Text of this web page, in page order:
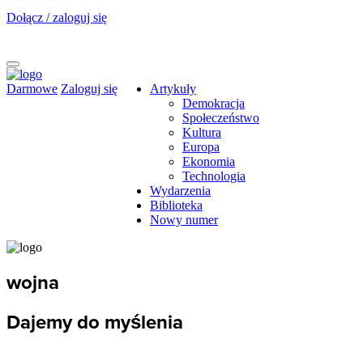
Dołącz / zaloguj się
Darmowe Zaloguj się
Artykuły
Demokracja
Społeczeństwo
Kultura
Europa
Ekonomia
Technologia
Wydarzenia
Biblioteka
Nowy numer
wojna
Dajemy do myślenia